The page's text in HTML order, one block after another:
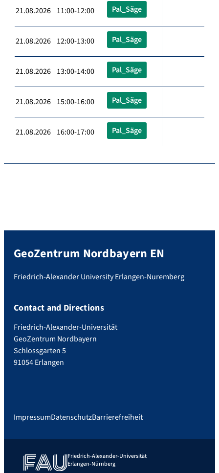
21.08.2026 11:00-12:00 Pal_Säge
21.08.2026 12:00-13:00 Pal_Säge
21.08.2026 13:00-14:00 Pal_Säge
21.08.2026 15:00-16:00 Pal_Säge
21.08.2026 16:00-17:00 Pal_Säge
GeoZentrum Nordbayern EN
Friedrich-Alexander University Erlangen-Nuremberg
Contact and Directions
Friedrich-Alexander-Universität
GeoZentrum Nordbayern
Schlossgarten 5
91054 Erlangen
ImpressumDatenschutzBarrierefreiheit
Friedrich-Alexander-Universität
Erlangen-Nürnberg